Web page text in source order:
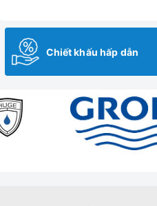
Chiết khấu hấp dẫn